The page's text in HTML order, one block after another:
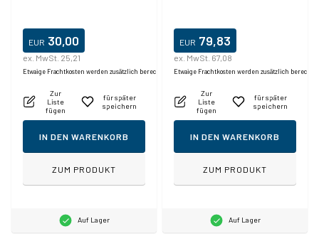
EUR 30,00
ex. MwSt. 25,21
Etwaige Frachtkosten werden zusätzlich berechnet.
Zur
Liste
fügen
für später
speichern
IN DEN WARENKORB
ZUM PRODUKT
Auf Lager
EUR 79,83
ex. MwSt. 67,08
Etwaige Frachtkosten werden zusätzlich
Zur
Liste
fügen
für später
speichern
IN DEN WARENKORB
ZUM PRODUKT
Auf Lager